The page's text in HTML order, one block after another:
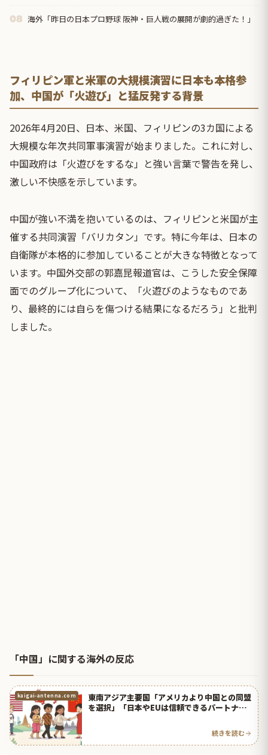
08 海外「昨日の日本プロ野球 阪神・巨人戦の展開が劇的過ぎた！」
フィリピン軍と米軍の大規模演習に日本も本格参
加、中国が「火遊び」と猛反発する背景
2026年4月20日、日本、米国、フィリピンの3カ国による
大規模な年次共同軍事演習が始まりました。これに対し、
中国政府は「火遊びをするな」と強い言葉で警告を発し、
激しい不快感を示しています。
中国が強い不満を抱いているのは、フィリピンと米国が主
催する共同演習「バリカタン」です。特に今年は、日本の
自衛隊が本格的に参加していることが大きな特徴となって
います。中国外交部の郭嘉昆報道官は、こうした安全保障
面でのグループ化について、「火遊びのようなものであ
り、最終的には自らを傷つける結果になるだろう」と批判
しました。
「中国」に関する海外の反応
kaigai-antenna.com
東南アジア主要国「アメリカより中国との同盟
を選択」「日本やEUは信頼できるパートナ
続きを読む